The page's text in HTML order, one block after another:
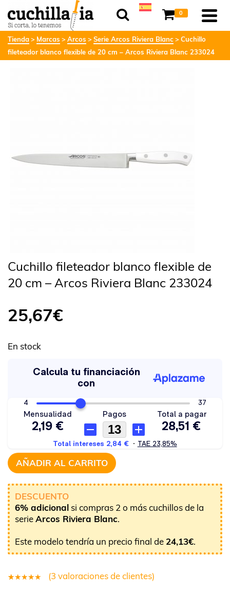
0
Tienda Marcas Arcos Serie Arcos Riviera Blanc
Cuchillo
fileteador blanco flexible de 20 cm – Arcos Riviera Blanc 233024
Cuchillo fileteador blanco flexible de
20 cm – Arcos Riviera Blanc 233024
25,67€
En stock
AÑADIR AL CARRITO
DESCUENTO
6% adicional si compras 2 o más cuchillos de la
serieArcos Riviera Blanc.
Este modelo tendría un precio final de 24,13€.
(3 valoraciones de clientes)